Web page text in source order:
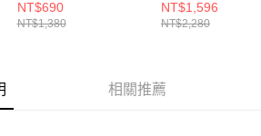
袖洋裝
CH211284W075
NT$690
NT$1,380
Dress洋裝
CH181258G057
NT$1,596
NT$2,280
相關推薦